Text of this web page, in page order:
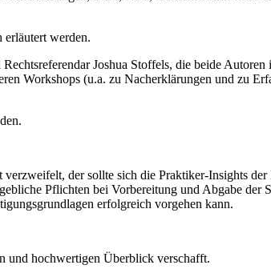
erläutert werden.
Joshua Stoffels, die beide Autoren
Workshops (u.a. zu Nacherklärungen und zu
der sollte sich die Praktiker-Insights
Pflichten bei Vorbereitung und Abgabe der
erfolgreich vorgehen kann.
und hochwertigen Überblick verschafft.